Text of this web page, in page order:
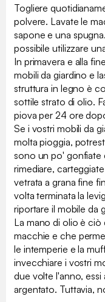
Togliere
polvere. Lavate le
sapone e una
possibile utilizzare
In primavera e alla
mobili da giardino e
struttura in legno è
sottile strato di olio.
piova per 24 ore
Se i vostri mobili da
molta pioggia,
sono un po' gonfiate
rimediare,
vetrata a grana fine
volta terminata la
riportare il mobile da
La mano di olio è ciò
macchie e che
le intemperie e la
invecchiare i vostri
due volte l'anno,
argentato. Tuttavia,